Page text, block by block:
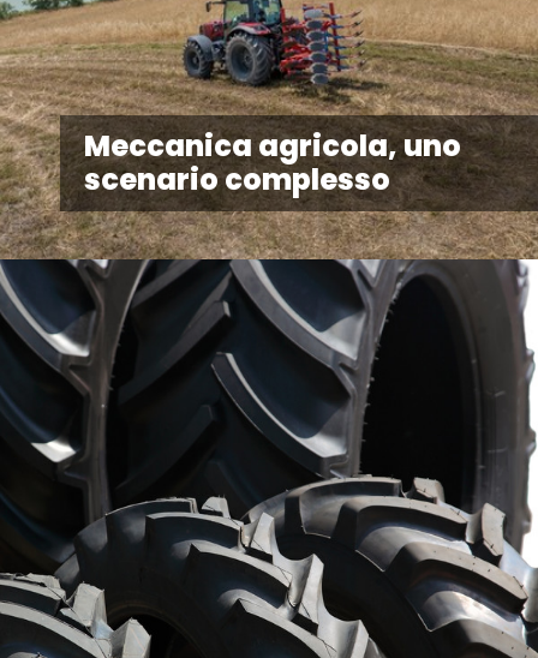
Meccanica agricola, uno
scenario complesso